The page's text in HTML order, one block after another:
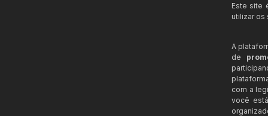
Este site
utilizar os
A
de
com a
você